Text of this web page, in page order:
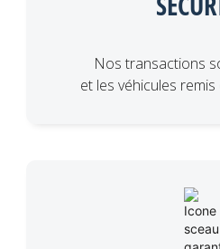
Nos transactions
et les véhicules